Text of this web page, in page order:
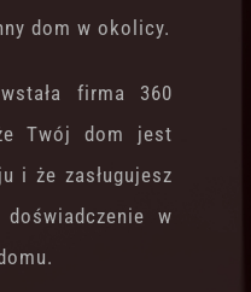
dom w okolicy.
firma 360
Twój dom jest
i że zasługujesz
w